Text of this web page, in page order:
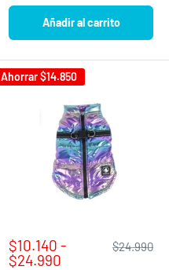
Añadir al carrito
Ahorrar$14.850
Precio
de
$10.140 -
$24.990
Precio
$24.990